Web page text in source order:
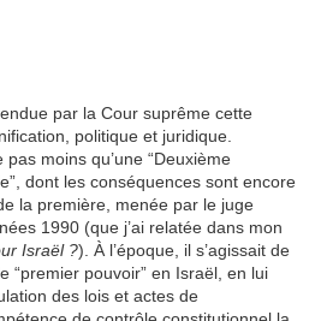
par la Cour suprême cette
politique et juridique.
moins qu’une “Deuxième
dont les conséquences sont encore
la première, menée par le juge
1990 (que j’ai relatée dans mon
Israël ?). À l’époque, il s’agissait de
“premier pouvoir” en Israël, en lui
des lois et actes de